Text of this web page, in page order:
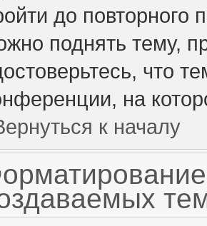
до
поднять тему,
что
на
к началу